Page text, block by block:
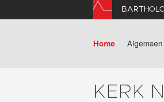
Home Algemeen
KERK